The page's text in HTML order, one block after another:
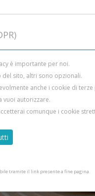
è importante per noi.
sito, altri sono opzionali.
anche i cookie di terze
vuoi autorizzare.
comunque i cookie
tramite il link presente a fine pagina.